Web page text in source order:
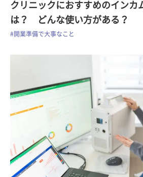
クリニックにおすすめのインカ
は？ どんな使い方がある？
#開業準備で大事なこと